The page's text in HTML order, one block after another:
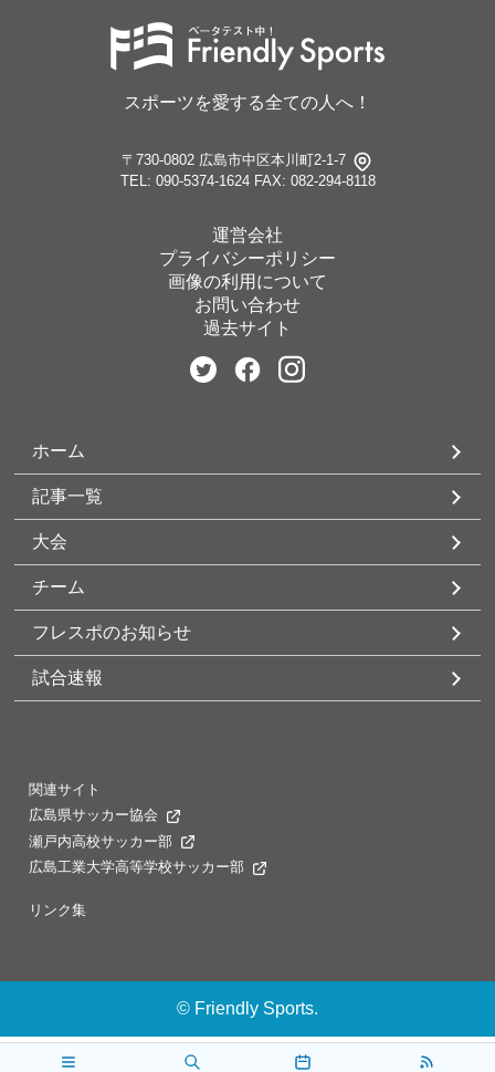
スポーツを愛する全ての人へ！
〒730-0802 広島市中区本川町2-1-7
TEL: 090-5374-1624 FAX: 082-294-8118
運営会社
プライバシーポリシー
画像の利用について
お問い合わせ
過去サイト
ホーム
記事一覧
大会
チーム
フレスポのお知らせ
試合速報
関連サイト
広島県サッカー協会
瀬戸内高校サッカー部
広島工業大学高等学校サッカー部
リンク集
© Friendly Sports.